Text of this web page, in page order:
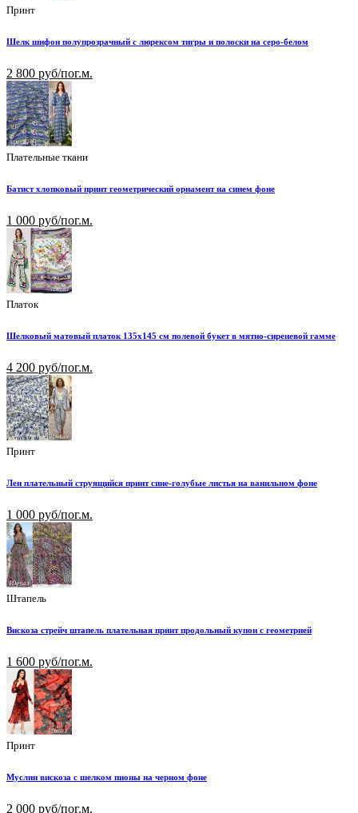
Принт
Шелк шифон полупрозрачный с люрексом тигры и полоски на серо-белом
2 800 руб/пог.м.
Плательные ткани
Батист хлопковый принт геометрический орнамент на синем фоне
1 000 руб/пог.м.
Платок
Шелковый матовый платок 135х145 см полевой букет в мятно-сиреневой гамме
4 200 руб/пог.м.
Принт
Лен плательный струящийся принт сине-голубые листья на ванильном фоне
1 000 руб/пог.м.
Штапель
Вискоза стрейч штапель плательная принт продольный купон с геометрией
1 600 руб/пог.м.
Принт
Муслин вискоза с шелком пионы на черном фоне
2 000 руб/пог.м.